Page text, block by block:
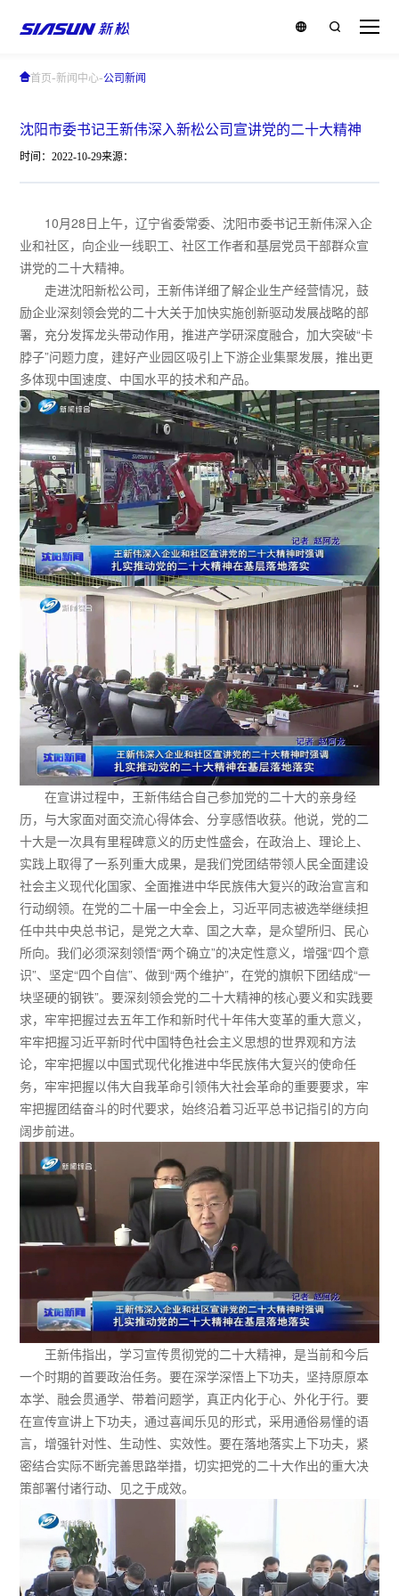
首页-新闻中心-公司新闻
沈阳市委书记王新伟深入新松公司宣讲党的二十大精神
时间：2022-10-29来源：
10月28日上午，辽宁省委常委、沈阳市委书记王新伟深入企
业和社区，向企业一线职工、社区工作者和基层党员干部群众宣
讲党的二十大精神。
走进沈阳新松公司，王新伟详细了解企业生产经营情况，鼓
励企业深刻领会党的二十大关于加快实施创新驱动发展战略的部
署，充分发挥龙头带动作用，推进产学研深度融合，加大突破“卡
脖子”问题力度，建好产业园区吸引上下游企业集聚发展，推出更
多体现中国速度、中国水平的技术和产品。
在宣讲过程中，王新伟结合自己参加党的二十大的亲身经
历，与大家面对面交流心得体会、分享感悟收获。他说，党的二
十大是一次具有里程碑意义的历史性盛会，在政治上、理论上、
实践上取得了一系列重大成果，是我们党团结带领人民全面建设
社会主义现代化国家、全面推进中华民族伟大复兴的政治宣言和
行动纲领。在党的二十届一中全会上，习近平同志被选举继续担
任中共中央总书记，是党之大幸、国之大幸，是众望所归、民心
所向。我们必须深刻领悟“两个确立”的决定性意义，增强“四个意
识”、坚定“四个自信”、做到“两个维护”，在党的旗帜下团结成“一
块坚硬的钢铁”。要深刻领会党的二十大精神的核心要义和实践要
求，牢牢把握过去五年工作和新时代十年伟大变革的重大意义，
牢牢把握习近平新时代中国特色社会主义思想的世界观和方法
论，牢牢把握以中国式现代化推进中华民族伟大复兴的使命任
务，牢牢把握以伟大自我革命引领伟大社会革命的重要要求，牢
牢把握团结奋斗的时代要求，始终沿着习近平总书记指引的方向
阔步前进。
王新伟指出，学习宣传贯彻党的二十大精神，是当前和今后
一个时期的首要政治任务。要在深学深悟上下功夫，坚持原原本
本学、融会贯通学、带着问题学，真正内化于心、外化于行。要
在宣传宣讲上下功夫，通过喜闻乐见的形式，采用通俗易懂的语
言，增强针对性、生动性、实效性。要在落地落实上下功夫，紧
密结合实际不断完善思路举措，切实把党的二十大作出的重大决
策部署付诸行动、见之于成效。